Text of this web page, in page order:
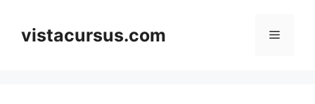
contentvistacursus.com Menu